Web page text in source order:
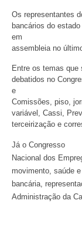
Os representantes
bancários do
em
assembleia no
Entre os temas que
debatidos no
e
Comissões, piso,
variável, Cassi,
terceirização e
Já o Congresso
Nacional dos
movimento, saúde
bancária,
Administração da